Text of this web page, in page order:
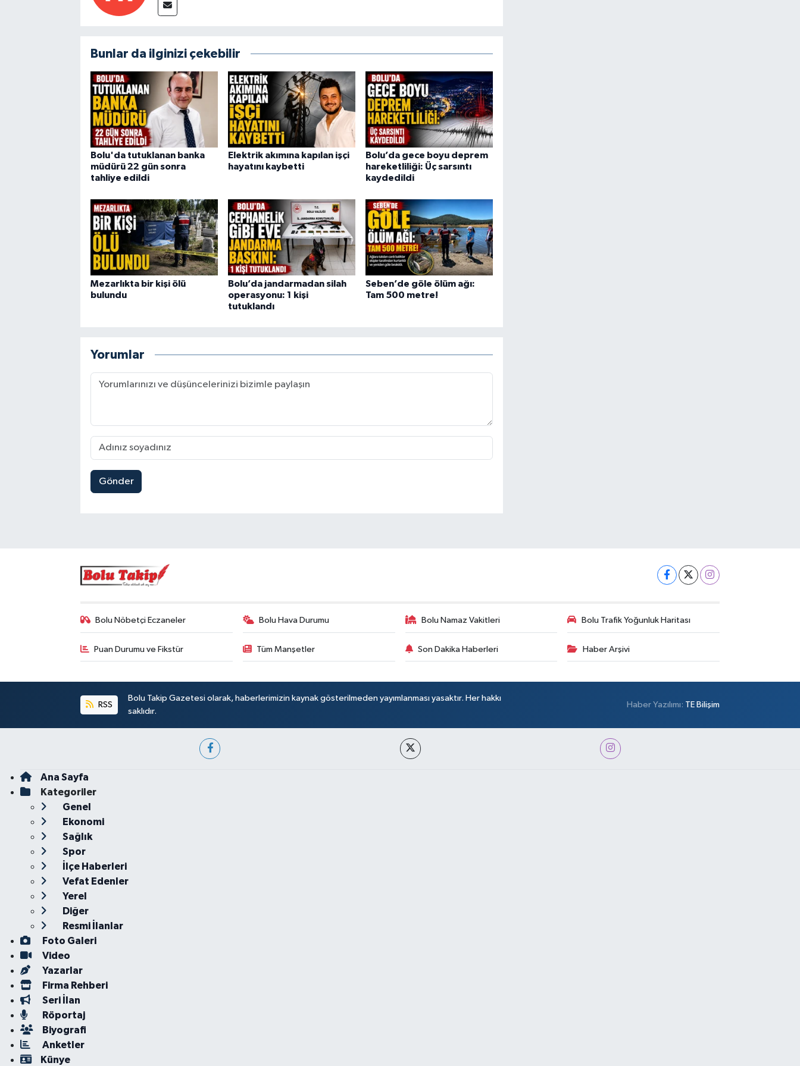
Bunlar da ilginizi çekebilir
Bolu'da tutuklanan banka
müdürü 22 gün sonra
tahliye edildi
Elektrik akımına kapılan işçi
hayatını kaybetti
Bolu’da gece boyu deprem
hareketliliği: Üç sarsıntı
kaydedildi
Mezarlıkta bir kişi ölü
bulundu
Bolu’da jandarmadan silah
operasyonu: 1 kişi
tutuklandı
Seben’de göle ölüm ağı:
Tam 500 metre!
Yorumlar
Gönder
Bolu Nöbetçi Eczaneler Bolu Hava Durumu Bolu Namaz Vakitleri Bolu Trafik Yoğunluk Haritası
Puan Durumu ve Fikstür Tüm Manşetler Son Dakika Haberleri Haber Arşivi
RSS
Bolu Takip Gazetesi olarak, haberlerimizin kaynak gösterilmeden yayımlanması yasaktır. Her hakkı
saklıdır.
Haber Yazılımı: TE Bilişim
Ana Sayfa
Kategoriler
Genel
Ekonomi
Sağlık
Spor
İlçe Haberleri
Vefat Edenler
Yerel
Diğer
Resmi İlanlar
Foto Galeri
Video
Yazarlar
Firma Rehberi
Seri İlan
Röportaj
Biyografi
Anketler
Künye